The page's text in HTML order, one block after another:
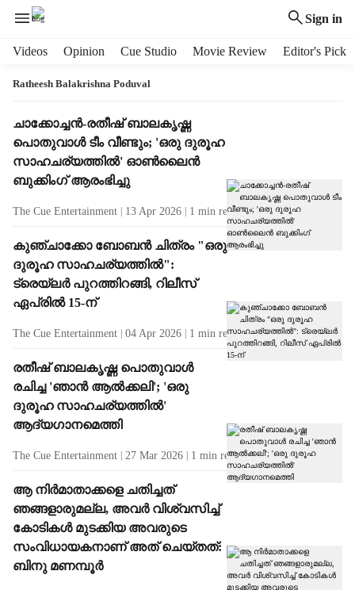
Sign in
Videos Opinion Cue Studio Movie Review Editor's Pick
Ratheesh Balakrishna Poduval
T
a
g
R
s
l
t
s
ചാക്കോച്ചൻ-രതീഷ് ബാലകൃഷ്ണ
പൊതുവാൾ ടീം വീണ്ടും; 'ഒരു ദുരൂഹ
സാഹചര്യത്തിൽ' ഓൺലൈൻ
ബുക്കിംഗ് ആരംഭിച്ചു
The Cue Entertainment 13 Apr 2026 1 min read
കുഞ്ചാക്കോ ബോബൻ ചിത്രം "ഒരു
ദുരൂഹ സാഹചര്യത്തിൽ":
ട്രെയ്‌ലർ പുറത്തിറങ്ങി, റിലീസ്
ഏപ്രിൽ 15-ന്
The Cue Entertainment 04 Apr 2026 1 min read
രതീഷ് ബാലകൃഷ്ണ പൊതുവാൾ
രചിച്ച 'ഞാൻ ആൽക്കലി'; 'ഒരു
ദുരൂഹ സാഹചര്യത്തിൽ'
ആദ്യഗാനമെത്തി
The Cue Entertainment 27 Mar 2026 1 min read
ആ നിർമാതാക്കളെ ചതിച്ചത്
ഞങ്ങളാരുമല്ല, അവർ വിശ്വസിച്ച്
കോടികൾ മുടക്കിയ അവരുടെ
സംവിധായകനാണ് അത് ചെയ്തത്:
ബിനു മണമ്പൂർ